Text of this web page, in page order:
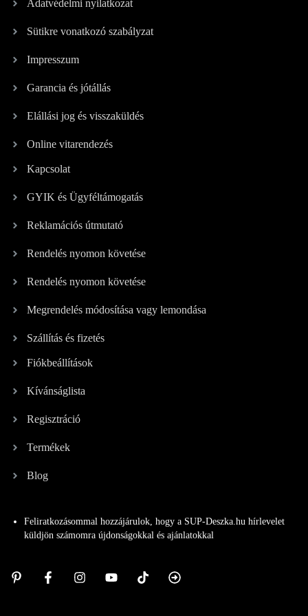
Adatvédelmi nyilatkozat
Sütikre vonatkozó szabályzat
Impresszum
Garancia és jótállás
Elállási jog és visszaküldés
Online vitarendezés
Kapcsolat
GYIK és Ügyféltámogatás
Reklamációs útmutató
Rendelés nyomon követése
Rendelés nyomon követése
Megrendelés módosítása vagy lemondása
Szállítás és fizetés
Fiókbeállítások
Kívánságlista
Regisztráció
Termékek
Blog
Feliratkozásommal hozzájárulok, hogy a SUP-Deszka.hu hírlevelet
küldjön számomra újdonságokkal és ajánlatokkal